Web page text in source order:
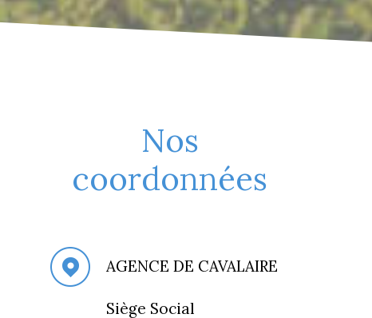
Nos
coordonnées
AGENCE DE CAVALAIRE
Siège Social